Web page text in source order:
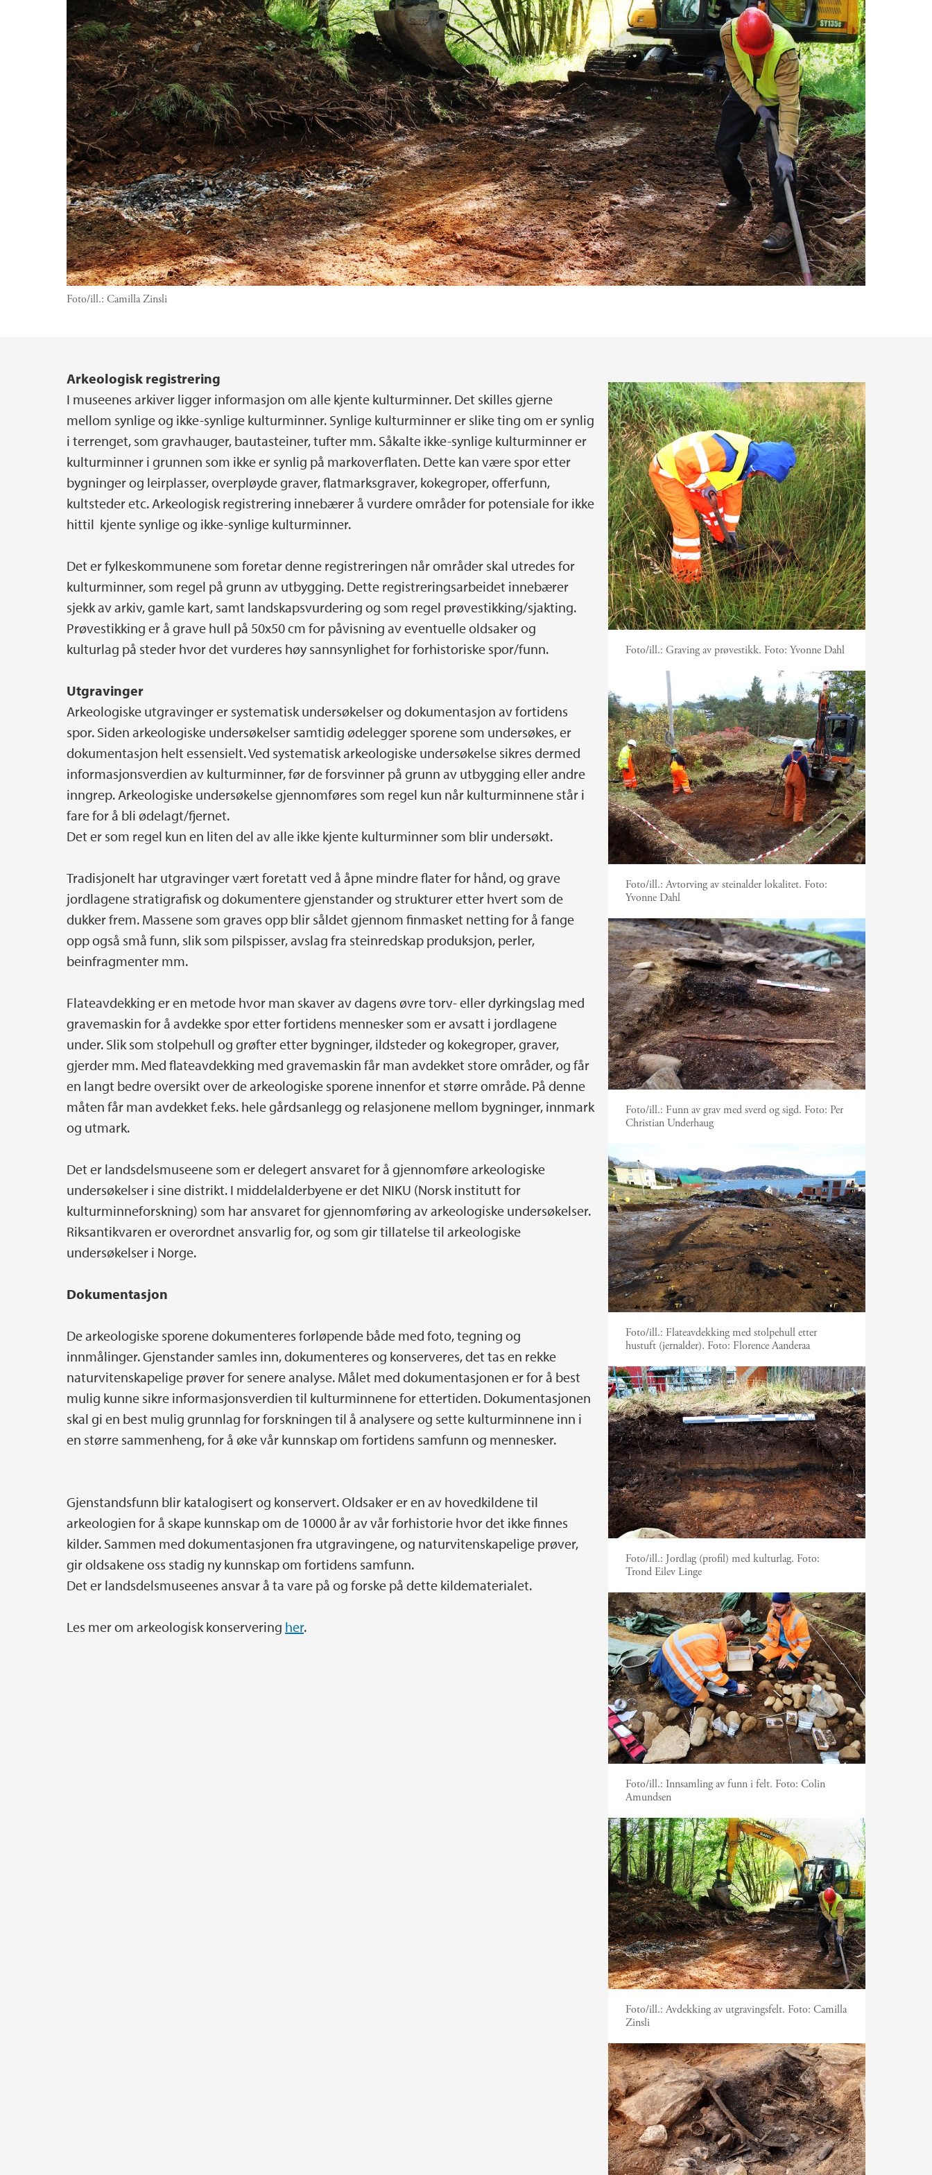
COASTARK
Antropologisk film
Foto/ill.: Camilla Zinsli
Hovedinnhold
Arkeologisk registrering
I museenes arkiver ligger informasjon om alle kjente kulturminner. Det skilles gjerne
mellom synlige og ikke-synlige kulturminner. Synlige kulturminner er slike ting om er synlig
i terrenget, som gravhauger, bautasteiner, tufter mm. Såkalte ikke-synlige kulturminner er
kulturminner i grunnen som ikke er synlig på markoverflaten. Dette kan være spor etter
bygninger og leirplasser, overpløyde graver, flatmarksgraver, kokegroper, offerfunn,
kultsteder etc. Arkeologisk registrering innebærer å vurdere områder for potensiale for ikke
hittil kjente synlige og ikke-synlige kulturminner.
Det er fylkeskommunene som foretar denne registreringen når områder skal utredes for
kulturminner, som regel på grunn av utbygging. Dette registreringsarbeidet innebærer
sjekk av arkiv, gamle kart, samt landskapsvurdering og som regel prøvestikking/sjakting.
Prøvestikking er å grave hull på 50x50 cm for påvisning av eventuelle oldsaker og
kulturlag på steder hvor det vurderes høy sannsynlighet for forhistoriske spor/funn.
Utgravinger
Arkeologiske utgravinger er systematisk undersøkelser og dokumentasjon av fortidens
spor. Siden arkeologiske undersøkelser samtidig ødelegger sporene som undersøkes, er
dokumentasjon helt essensielt. Ved systematisk arkeologiske undersøkelse sikres dermed
informasjonsverdien av kulturminner, før de forsvinner på grunn av utbygging eller andre
inngrep. Arkeologiske undersøkelse gjennomføres som regel kun når kulturminnene står i
fare for å bli ødelagt/fjernet.
Det er som regel kun en liten del av alle ikke kjente kulturminner som blir undersøkt.
Tradisjonelt har utgravinger vært foretatt ved å åpne mindre flater for hånd, og grave
jordlagene stratigrafisk og dokumentere gjenstander og strukturer etter hvert som de
dukker frem. Massene som graves opp blir såldet gjennom finmasket netting for å fange
opp også små funn, slik som pilspisser, avslag fra steinredskap produksjon, perler,
beinfragmenter mm.
Flateavdekking er en metode hvor man skaver av dagens øvre torv- eller dyrkingslag med
gravemaskin for å avdekke spor etter fortidens mennesker som er avsatt i jordlagene
under. Slik som stolpehull og grøfter etter bygninger, ildsteder og kokegroper, graver,
gjerder mm. Med flateavdekking med gravemaskin får man avdekket store områder, og får
en langt bedre oversikt over de arkeologiske sporene innenfor et større område. På denne
måten får man avdekket f.eks. hele gårdsanlegg og relasjonene mellom bygninger, innmark
og utmark.
Det er landsdelsmuseene som er delegert ansvaret for å gjennomføre arkeologiske
undersøkelser i sine distrikt. I middelalderbyene er det NIKU (Norsk institutt for
kulturminneforskning) som har ansvaret for gjennomføring av arkeologiske undersøkelser.
Riksantikvaren er overordnet ansvarlig for, og som gir tillatelse til arkeologiske
undersøkelser i Norge.
Dokumentasjon
De arkeologiske sporene dokumenteres forløpende både med foto, tegning og
innmålinger. Gjenstander samles inn, dokumenteres og konserveres, det tas en rekke
naturvitenskapelige prøver for senere analyse. Målet med dokumentasjonen er for å best
mulig kunne sikre informasjonsverdien til kulturminnene for ettertiden. Dokumentasjonen
skal gi en best mulig grunnlag for forskningen til å analysere og sette kulturminnene inn i
en større sammenheng, for å øke vår kunnskap om fortidens samfunn og mennesker.
Gjenstandsfunn blir katalogisert og konservert. Oldsaker er en av hovedkildene til
arkeologien for å skape kunnskap om de 10000 år av vår forhistorie hvor det ikke finnes
kilder. Sammen med dokumentasjonen fra utgravingene, og naturvitenskapelige prøver,
gir oldsakene oss stadig ny kunnskap om fortidens samfunn.
Det er landsdelsmuseenes ansvar å ta vare på og forske på dette kildematerialet.
Les mer om arkeologisk konservering her.
Foto/ill.:Graving av prøvestikk. Foto: Yvonne Dahl
Foto/ill.:Avtorving av steinalder lokalitet. Foto:
Yvonne Dahl
Foto/ill.: Funn av grav med sverd og sigd. Foto: Per
Christian Underhaug
Foto/ill.: Flateavdekking med stolpehull etter
hustuft (jernalder). Foto: Florence Aanderaa
Foto/ill.: Jordlag (profil) med kulturlag. Foto:
Trond Eilev Linge
Foto/ill.: Innsamling av funn i felt. Foto: Colin
Amundsen
Foto/ill.:Avdekking av utgravingsfelt. Foto: Camilla
Zinsli